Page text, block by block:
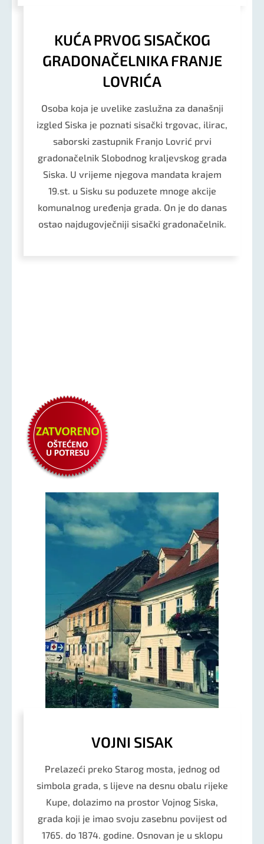
KUĆA PRVOG SISAČKOG
GRADONAČELNIKA FRANJE
LOVRIĆA
Osoba koja je uvelike zaslužna za današnji
izgled Siska je poznati sisački trgovac, ilirac,
saborski zastupnik Franjo Lovrić prvi
gradonačelnik Slobodnog kraljevskog grada
Siska. U vrijeme njegova mandata krajem
19.st. u Sisku su poduzete mnoge akcije
komunalnog uređenja grada. On je do danas
ostao najdugovječniji sisački gradonačelnik.
VOJNI SISAK
Prelazeći preko Starog mosta, jednog od
simbola grada, s lijeve na desnu obalu rijeke
Kupe, dolazimo na prostor Vojnog Siska,
grada koji je imao svoju zasebnu povijest od
1765. do 1874. godine. Osnovan je u sklopu